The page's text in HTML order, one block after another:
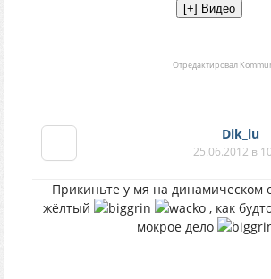
Отредактировал
Dik_lu
25.06.2012 в
Прикиньте у мя на динамическом
жёлтый
, как
мокрое дело